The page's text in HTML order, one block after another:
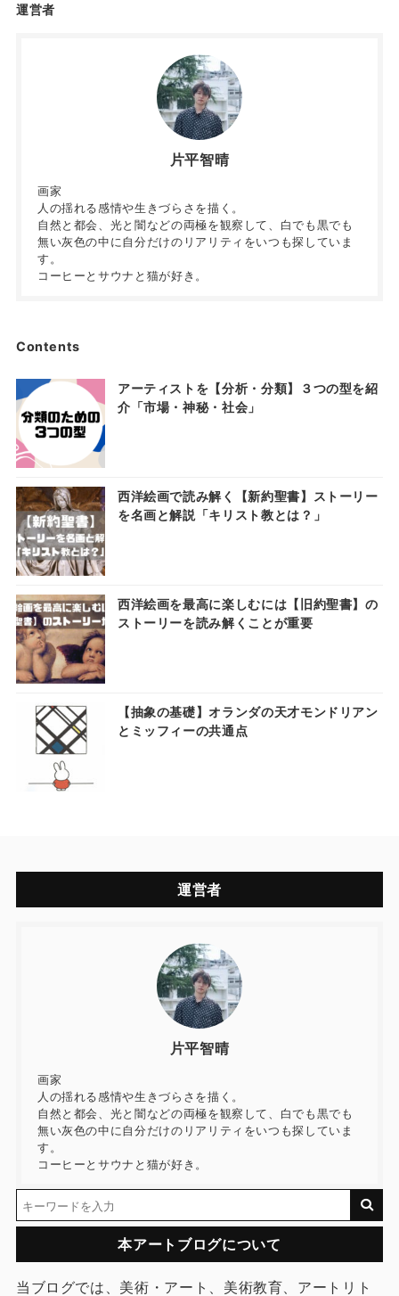
運営者
片平智晴
画家
人の揺れる感情や生きづらさを描く。
自然と都会、光と闇などの両極を観察して、白でも黒でも
無い灰色の中に自分だけのリアリティをいつも探していま
す。
コーヒーとサウナと猫が好き。
Contents
アーティストを【分析・分類】３つの型を紹
介「市場・神秘・社会」
西洋絵画で読み解く【新約聖書】ストーリー
を名画と解説「キリスト教とは？」
西洋絵画を最高に楽しむには【旧約聖書】の
ストーリーを読み解くことが重要
【抽象の基礎】オランダの天才モンドリアン
とミッフィーの共通点
運営者
片平智晴
画家
人の揺れる感情や生きづらさを描く。
自然と都会、光と闇などの両極を観察して、白でも黒でも
無い灰色の中に自分だけのリアリティをいつも探していま
す。
コーヒーとサウナと猫が好き。
本アートブログについて
当ブログでは、美術・アート、美術教育、アートリト